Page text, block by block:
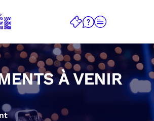
À VENIR